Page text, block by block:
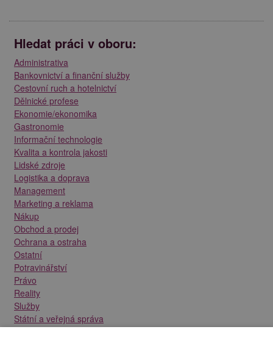
Hledat práci v oboru:
Administrativa
Bankovnictví a finanční služby
Cestovní ruch a hotelnictví
Dělnické profese
Ekonomie/ekonomika
Gastronomie
Informační technologie
Kvalita a kontrola jakosti
Lidské zdroje
Logistika a doprava
Management
Marketing a reklama
Nákup
Obchod a prodej
Ochrana a ostraha
Ostatní
Potravinářství
Právo
Reality
Služby
Státní a veřejná správa